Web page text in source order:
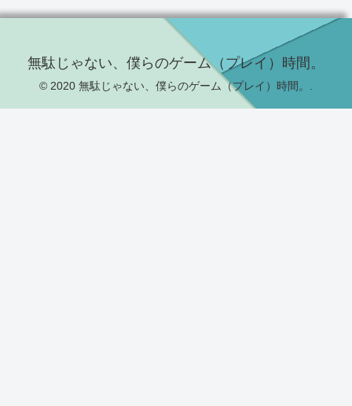
無駄じゃない、僕らのゲーム（プレイ）時間。
© 2020 無駄じゃない、僕らのゲーム（プレイ）時間。.